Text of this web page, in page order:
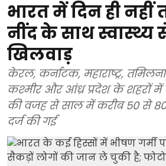
भारत में दिन ही नहीं
नींद के साथ स्वास्थ्य
खिलवाड़
केरल, कर्नाटक, महाराष्ट्र,
कश्मीर और आंध्र प्रदेश के शहरों में
की वजह से साल में करीब 50 से 80
दर्ज की गई